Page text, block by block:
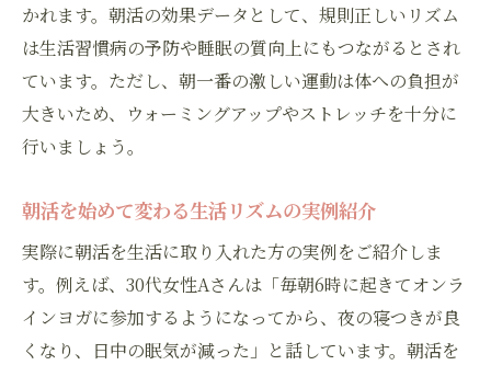
かれます。朝活の効果データとして、規則正しいリズム
は生活習慣病の予防や睡眠の質向上にもつながるとされ
ています。ただし、朝一番の激しい運動は体への負担が
大きいため、ウォーミングアップやストレッチを十分に
行いましょう。
朝活を始めて変わる生活リズムの実例紹介
実際に朝活を生活に取り入れた方の実例をご紹介しま
す。例えば、30代女性Aさんは「毎朝6時に起きてオンラ
インヨガに参加するようになってから、夜の寝つきが良
くなり、日中の眠気が減った」と話しています。朝活を